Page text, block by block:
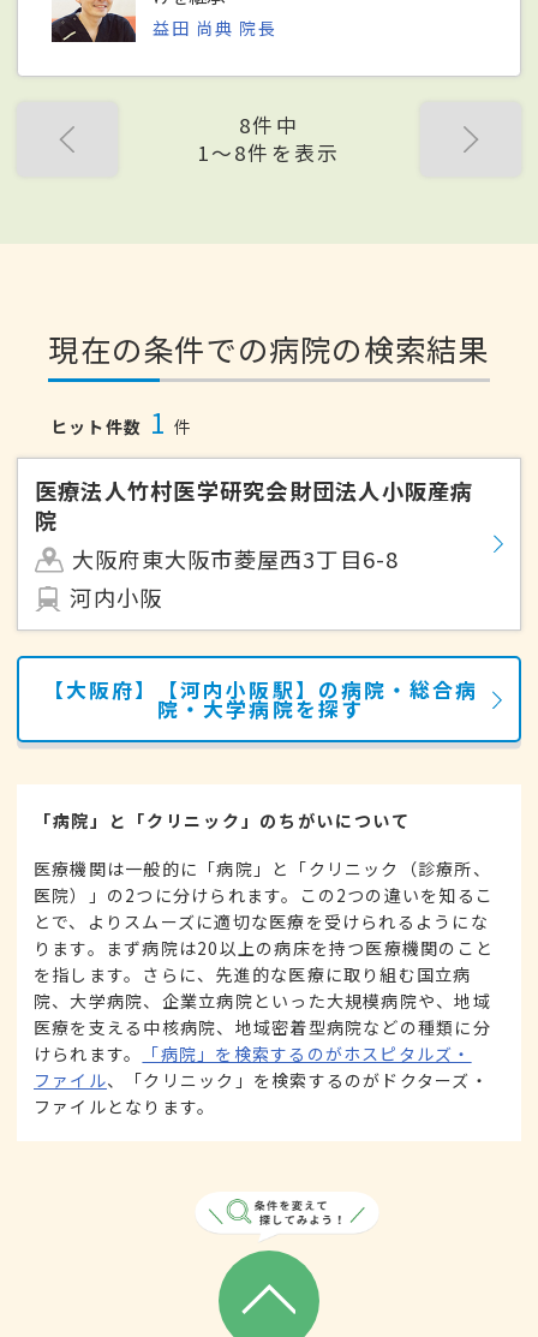
益田 尚典 院長
8件中
1〜8件を表示
現在の条件での病院の検索結果
ヒット件数 1 件
医療法人竹村医学研究会財団法人小阪産病
院
大阪府東大阪市菱屋西3丁目6-8
河内小阪
【大阪府】【河内小阪駅】の病院・総合病
院・大学病院を探す
「病院」と「クリニック」のちがいについて
医療機関は一般的に「病院」と「クリニック（診療所、
医院）」の2つに分けられます。この2つの違いを知るこ
とで、よりスムーズに適切な医療を受けられるようにな
ります。まず病院は20以上の病床を持つ医療機関のこと
を指します。さらに、先進的な医療に取り組む国立病
院、大学病院、企業立病院といった大規模病院や、地域
医療を支える中核病院、地域密着型病院などの種類に分
けられます。
「病院」を検索するのがホスピタルズ・
ファイル、「クリニック」を検索するのがドクターズ・
ファイルとなります。